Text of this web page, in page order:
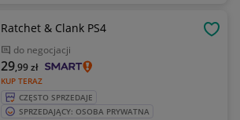
Ratchet & Clank PS4
do negocjacji
KUP TERAZ
29,99zł
CZĘSTO SPRZEDAJE
SPRZEDAJĄCY: OSOBA PRYWATNA